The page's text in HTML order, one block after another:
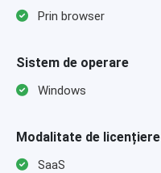
Prin browser
Sistem de operare
Windows
Modalitate de licențiere
SaaS